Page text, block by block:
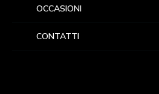
OCCASIONI
CONTATTI